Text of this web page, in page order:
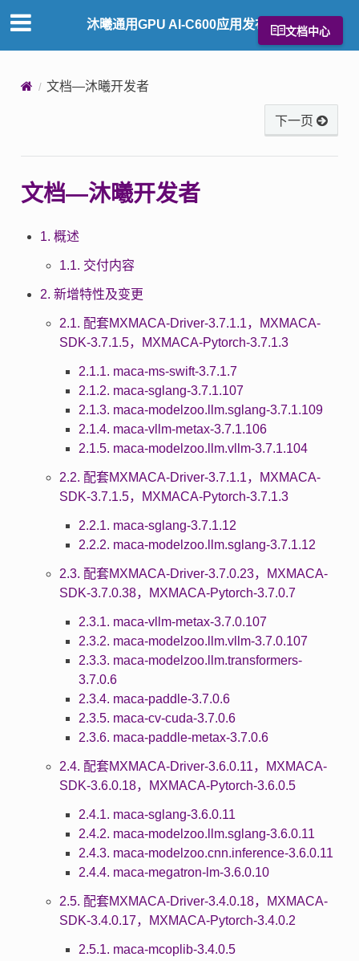
沐曦通用GPU AI-C600应用发布说明
文档—沐曦开发者
下一页
文档—沐曦开发者
1. 概述
1.1. 交付内容
2. 新增特性及变更
2.1. 配套MXMACA-Driver-3.7.1.1，MXMACA-
SDK-3.7.1.5，MXMACA-Pytorch-3.7.1.3
2.1.1. maca-ms-swift-3.7.1.7
2.1.2. maca-sglang-3.7.1.107
2.1.3. maca-modelzoo.llm.sglang-3.7.1.109
2.1.4. maca-vllm-metax-3.7.1.106
2.1.5. maca-modelzoo.llm.vllm-3.7.1.104
2.2. 配套MXMACA-Driver-3.7.1.1，MXMACA-
SDK-3.7.1.5，MXMACA-Pytorch-3.7.1.3
2.2.1. maca-sglang-3.7.1.12
2.2.2. maca-modelzoo.llm.sglang-3.7.1.12
2.3. 配套MXMACA-Driver-3.7.0.23，MXMACA-
SDK-3.7.0.38，MXMACA-Pytorch-3.7.0.7
2.3.1. maca-vllm-metax-3.7.0.107
2.3.2. maca-modelzoo.llm.vllm-3.7.0.107
2.3.3. maca-modelzoo.llm.transformers-
3.7.0.6
2.3.4. maca-paddle-3.7.0.6
2.3.5. maca-cv-cuda-3.7.0.6
2.3.6. maca-paddle-metax-3.7.0.6
2.4. 配套MXMACA-Driver-3.6.0.11，MXMACA-
SDK-3.6.0.18，MXMACA-Pytorch-3.6.0.5
2.4.1. maca-sglang-3.6.0.11
2.4.2. maca-modelzoo.llm.sglang-3.6.0.11
2.4.3. maca-modelzoo.cnn.inference-3.6.0.11
2.4.4. maca-megatron-lm-3.6.0.10
2.5. 配套MXMACA-Driver-3.4.0.18，MXMACA-
SDK-3.4.0.17，MXMACA-Pytorch-3.4.0.2
2.5.1. maca-mcoplib-3.4.0.5
文档中心